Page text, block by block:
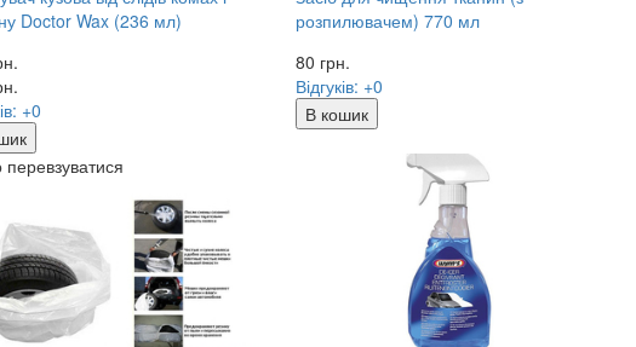
Doctor Wax (236 мл)
+0
розпилювачем) 770 мл
80 грн.
Відгуків: +0
В кошик